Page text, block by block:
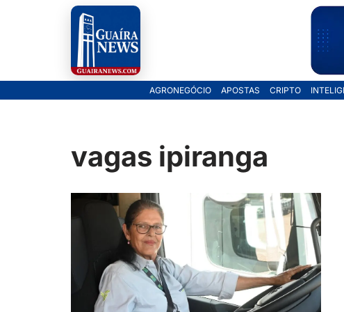
AGRONEGÓCIO APOSTAS CRIPTO
vagas ipiranga